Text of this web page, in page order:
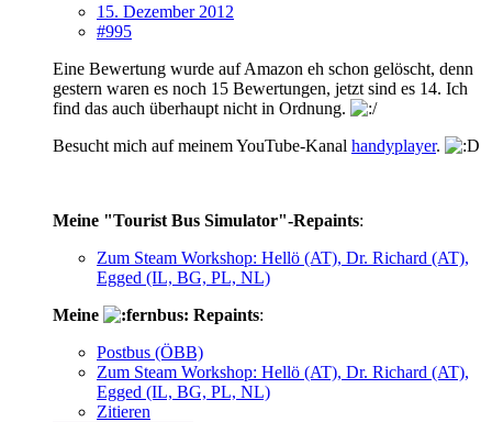
15. Dezember 2012
#995
Eine Bewertung wurde auf Amazon eh schon gelöscht, denn
gestern waren es noch 15 Bewertungen, jetzt sind es 14. Ich
find das auch überhaupt nicht in Ordnung.
Besucht mich auf meinem YouTube-Kanal handyplayer.
Meine "Tourist Bus Simulator"-Repaints:
Zum Steam Workshop: Hellö (AT), Dr. Richard (AT),
Egged (IL, BG, PL, NL)
Meine
Repaints:
Postbus (ÖBB)
Zum Steam Workshop: Hellö (AT), Dr. Richard (AT),
Egged (IL, BG, PL, NL)
Zitieren